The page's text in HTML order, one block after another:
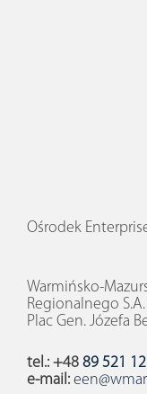
Ośrodek
Warmińsko-
Regionalnego
Plac Gen. Józefa
tel.: +48 89 521
e-mail: